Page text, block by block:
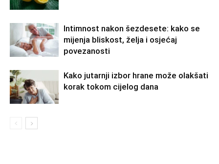
Intimnost nakon šezdesete: kako se
mijenja bliskost, želja i osjećaj
povezanosti
Kako jutarnji izbor hrane može olakšati
korak tokom cijelog dana